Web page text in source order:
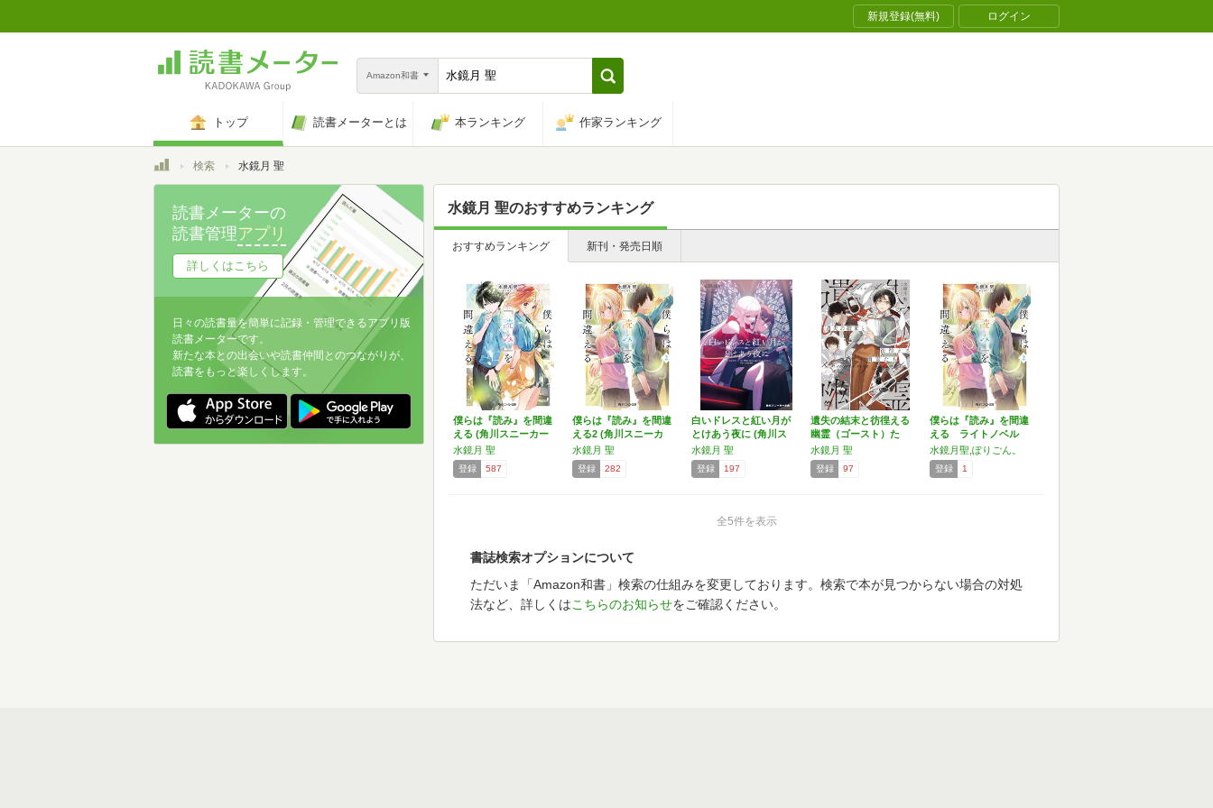
新規登録(無料) ログイン
Amazon和書
トップ 読書メーターとは 本ランキング 作家ランキング
トップ検索 水鏡月 聖
水鏡月 聖のおすすめランキング
おすすめランキング 新刊・発売日順
僕らは『読み』を間違
える (角川スニーカー
文…
水鏡月 聖
登録 587
僕らは『読み』を間違
える2 (角川スニーカ
ー…
水鏡月 聖
登録 282
白いドレスと紅い月が
とけあう夜に (角川ス
ニ…
水鏡月 聖
登録 197
遺失の結末と彷徨える
幽霊（ゴースト）た
ち ～…
水鏡月 聖
登録 97
僕らは『読み』を間違
える ライトノベル
1-…
水鏡月聖,ぽりごん。
登録 1
全5件を表示
書誌検索オプションについて
ただいま「Amazon和書」検索の仕組みを変更しております。検索で本が見つからない場合の対処
法など、詳しくはこちらのお知らせをご確認ください。
読書メーターの
読書管理アプリ
詳しくはこちら
日々の読書量を簡単に記録・管理できるアプリ版
読書メーターです。
新たな本との出会いや読書仲間とのつながりが、
読書をもっと楽しくします。